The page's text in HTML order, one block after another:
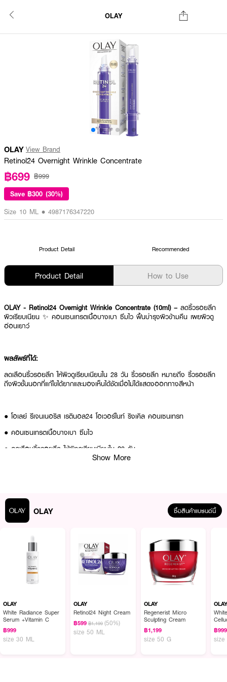
OLAY
OLAY View Brand
Retinol24 Overnight Wrinkle Concentrate
฿699 ฿999
Save ฿300 (30%)
Size 10 ML • 4987176347220
Product Detail Recommended
Product Detail How to Use
OLAY - Retinol24 Overnight Wrinkle Concentrate (10ml) – ลดริ้วรอยลึก
ผิวเรียบเนียน ✨ คอนเซนเทรตเนื้อบางเบา ซึมไว ฟื้นบำรุงผิวข้ามคืน เผยผิวดู
อ่อนเยาว์
ผลลัพธ์ที่ได้:
ลดเลือนริ้วรอยลึก ให้ผิวดูเรียบเนียนใน 28 วัน ริ้วรอยลึก หมายถึง ริ้วรอยลึก
ถึงผิวชั้นนอกที่แก้ไขได้ยากและมองเห็นได้ชัดเมื่อไม่ได้แสดงออกทางสีหน้า
● โอเลย์ รีเจนเนอริส เรตินอล24 โอเวอร์ไนท์ ริงเคิล คอนเซนเทรท
● คอนเซนเทรตเนื้อบางเบา ซึมไว
● ลดเลือนริ้วรอยลึก ให้ผิวดูเรียบเนียนใน 28 วัน
● สูตรปราศจาก: พาทาเลต มิเนอรัลออยล์ สีย้อมสังเคราะห์ น้ำหอม
● เหมาะสำหรับทุกสภาพผิว
● FDA Registration no. 10-1-6800018826
● ปริมาณสุทธิ 10 มล.
● เปิดฝา บิดตรงก้นเพื่อเปิด กดหนึ่งครั้งแล้วทาลงบนบริเวณที่ต้องการ
● นวดเบาๆจนผลิตภัณฑ์ซึมผิวหนัง
● จำกัดปริมาณการใช้ในช่วงแรก เริ่มต้นจากการใช้ทุก ๆ 3 คืน ค่อยๆ เพิ่มความถี่
Show More
OLAY ซื้อสินค้าแบรนด์นี้
OLAY
White Radiance Super
Serum +Vitamin C
฿999
size 30 ML
OLAY
Retinol24 Night Cream
฿599 ฿1,199 (50%)
size 50 ML
OLAY
Regenerist Micro
Sculpting Cream
฿1,199
size 50 G
฿999
size